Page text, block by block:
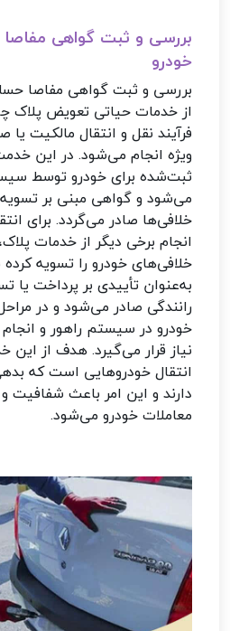
بررسی و ثبت گواهی
خودرو
بررسی و ثبت گواهی مفاصا
از خدمات حیاتی تعویض پلاک
فرآیند نقل و انتقال مالکیت
ویژه انجام می‌شود. در این
ثبت‌شده برای خودرو توسط
می‌شود و گواهی مبنی بر
خلافی‌ها صادر می‌گردد. برای
انجام برخی دیگر از خدمات
خلافی‌های خودرو را تسویه
به‌عنوان تأییدی بر پرداخت یا
رانندگی صادر می‌شود و در
خودرو در سیستم راهور و
نیاز قرار می‌گیرد. هدف از این
انتقال خودروهایی است که
دارند و این امر باعث شفافیت
معاملات خودرو می‌شود.